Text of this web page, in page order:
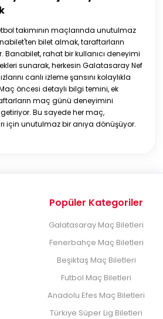
takımının maçlarında unutulmaz
bilet almak, taraftarların
Banabilet, rahat bir kullanıcı deneyimi
sunarak, herkesin Galatasaray Nef
canlı izleme şansını kolaylıkla
öncesi detaylı bilgi temini, ek
maç günü deneyimini
Bu sayede her maç,
için unutulmaz bir anıya dönüşüyor.
Popüler Kategoriler
Galatasaray Maç Biletleri
Fenerbahçe Maç Biletleri
Beşiktaş Maç Biletleri
Futbol Maç Biletleri
Anadolu Efes Maç Biletleri
Türkiye Süper Lig Biletleri